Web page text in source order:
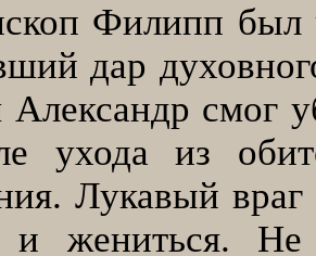
Филипп был
дар
Александр смог
ухода из
Лукавый
жениться. Не